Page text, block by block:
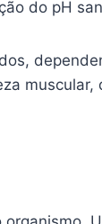
do pH
muscular,